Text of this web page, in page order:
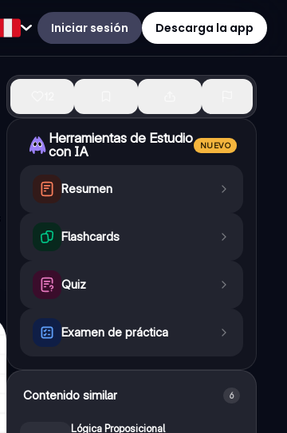
Iniciar sesión Descarga la app
Herramientas de Estudio
con IA
NUEVO
Resumen
Flashcards
Quiz
Examen de práctica
Contenido similar 6
Lógica Proposicional